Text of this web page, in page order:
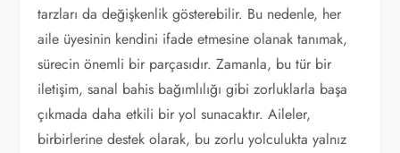
tarzları da değişkenlik gösterebilir. Bu nedenle, her
aile üyesinin kendini ifade etmesine olanak tanımak,
sürecin önemli bir parçasıdır. Zamanla, bu tür bir
iletişim, sanal bahis bağımlılığı gibi zorluklarla başa
çıkmada daha etkili bir yol sunacaktır. Aileler,
birbirlerine destek olarak, bu zorlu yolculukta yalnız